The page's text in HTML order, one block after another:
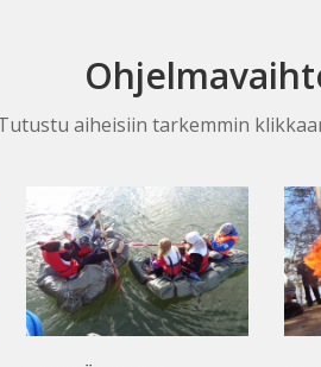
aiheisiin tarkemmin